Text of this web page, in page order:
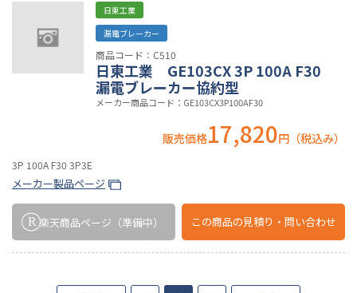
日東工業
漏電ブレーカー
商品コード：C510
日東工業 GE103CX 3P 100A F30
漏電ブレーカー協約型
メーカー商品コード：GE103CX3P100AF30
販売価格17,820円（税込み）
3P 100A F30 3P3E
メーカー製品ページ
楽天商品ページ （準備中） この商品の見積り・問い合わせ